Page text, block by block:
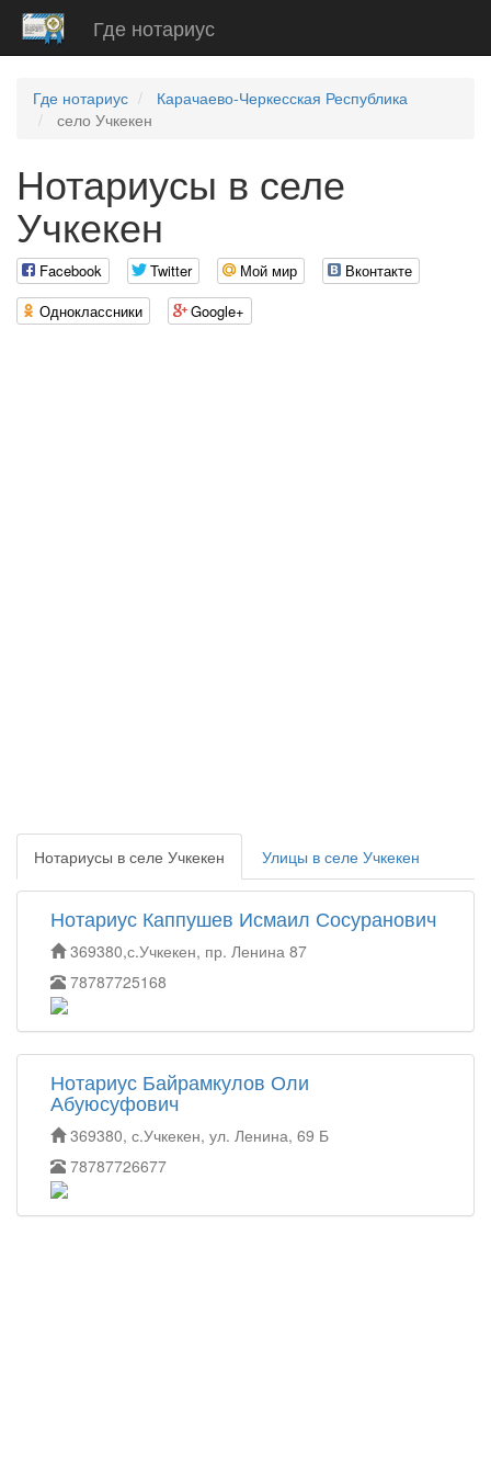
Где нотариус
Где нотариус
Карачаево-Черкесская Республика
село Учкекен
Нотариусы в селе
Учкекен
Facebook Twitter Мой мир
Вконтакте
Одноклассники
Google+
Нотариусы в селе Учкекен Улицы в селе Учкекен
Нотариус Каппушев Исмаил Сосуранович
369380,с.Учкекен, пр. Ленина 87
78787725168
Нотариус Байрамкулов Оли
Абуюсуфович
369380, с.Учкекен, ул. Ленина, 69 Б
78787726677